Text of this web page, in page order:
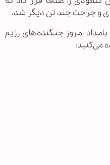
جراحت چند تن دیگر شد.
امروز جنگنده‌های رژیم
می‌کنید: